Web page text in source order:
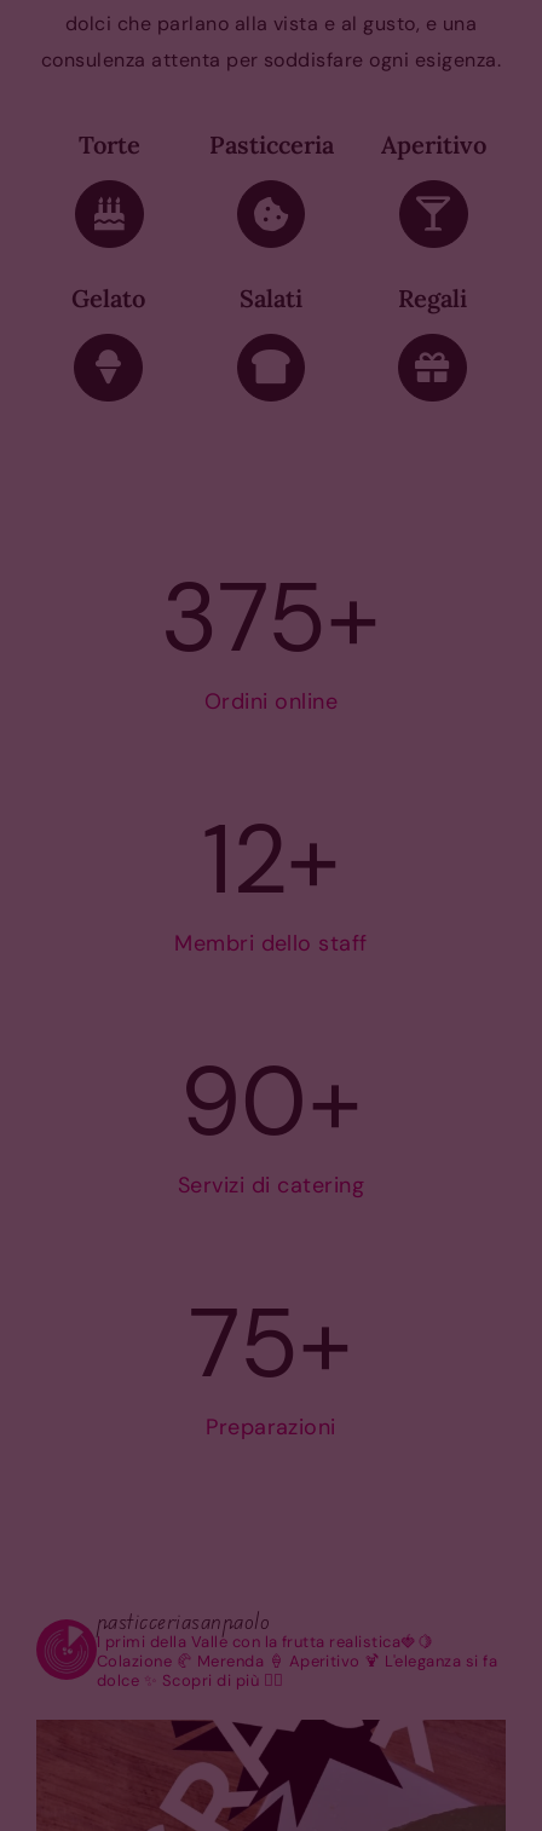
dolci che parlano alla vista e al gusto, e una
consulenza attenta per soddisfare ogni esigenza.
Torte Pasticceria Aperitivo
Gelato Salati Regali
375+
Ordini online
12+
Membri dello staff
90+
Servizi di catering
75+
Preparazioni
pasticceriasanpaolo
I primi della Valle con la frutta realistica🍓🍋
Colazione 🥐 Merenda 🍦 Aperitivo 🍹 L'eleganza si fa
dolce ✨ Scopri di più 👇🏽